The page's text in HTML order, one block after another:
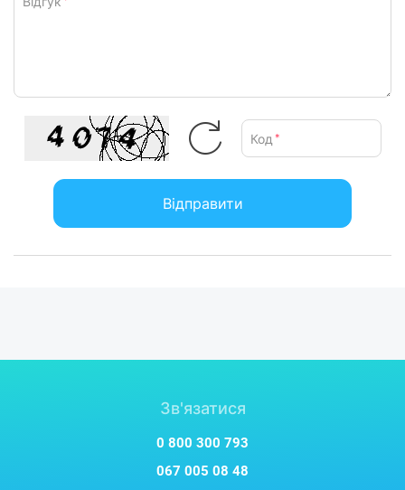
керування живленням, включаючи керування увімкненням/
точно відображати кольори, навіть якщо зображення
проектується на кольорову стіну. Користувачеві достатньо
вибрати колір стіни в екранному меню, і проєктор
інтелектуально компенсує колір зображення, що
Код *
Відправити
Зв'язатися
0 800 300 793
067 005 08 48